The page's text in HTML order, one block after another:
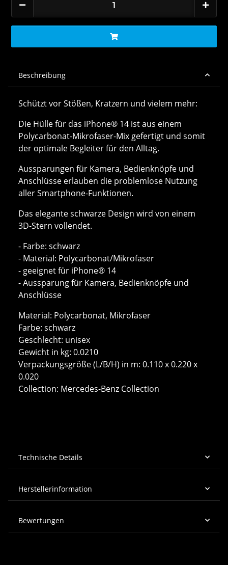
Beschreibung
Schützt vor Stößen, Kratzern und vielem mehr:
Die Hülle für das iPhone® 14 ist aus einem
Polycarbonat-Mikrofaser-Mix gefertigt und somit
der optimale Begleiter für den Alltag.
Aussparungen für Kamera, Bedienknöpfe und
Anschlüsse erlauben die problemlose Nutzung
aller Smartphone-Funktionen.
Das elegante schwarze Design wird von einem
3D-Stern vollendet.
- Farbe: schwarz
- Material: Polycarbonat/Mikrofaser
- geeignet für iPhone® 14
- Aussparung für Kamera, Bedienknöpfe und
Anschlüsse
Material: Polycarbonat, Mikrofaser
Farbe: schwarz
Geschlecht: unisex
Gewicht in kg: 0.0210
Verpackungsgröße (L/B/H) in m: 0.110 x 0.220 x
0.020
Collection: Mercedes-Benz Collection
Technische Details
Herstellerinformation
Bewertungen